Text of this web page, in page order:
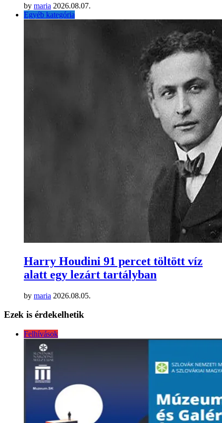
by maria 2026.08.07.
Egyéb kategória
Harry Houdini 91 percet töltött víz
alatt egy lezárt tartályban
by maria 2026.08.05.
Ezek is érdekelhetik
Felhívások